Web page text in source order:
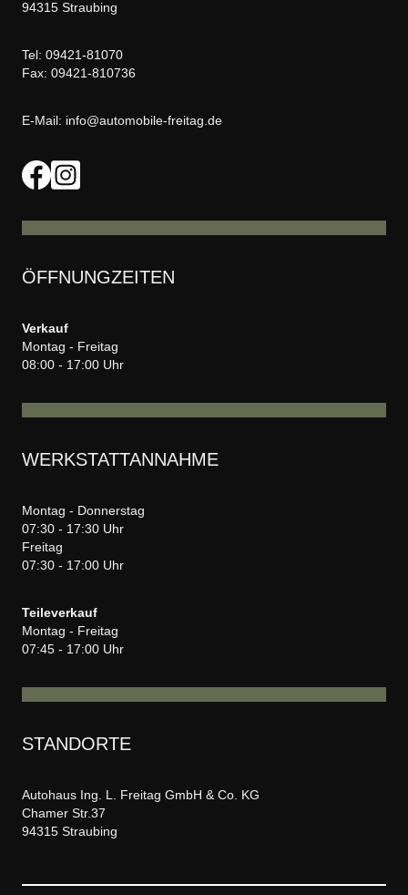
94315 Straubing
Tel: 09421-81070
Fax: 09421-810736
E-Mail: info@automobile-freitag.de
ÖFFNUNGZEITEN
Verkauf
Montag - Freitag
08:00 - 17:00 Uhr
WERKSTATTANNAHME
Montag - Donnerstag
07:30 - 17:30 Uhr
Freitag
07:30 - 17:00 Uhr
Teileverkauf
Montag - Freitag
07:45 - 17:00 Uhr
STANDORTE
Autohaus Ing. L. Freitag GmbH & Co. KG
Chamer Str.37
94315 Straubing